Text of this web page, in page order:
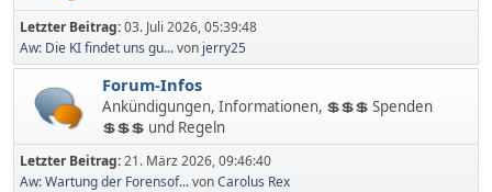
Letzter Beitrag:03. Juli 2026, 05:39:48
Aw: Die KI findet uns gu...von jerry25
Forum-Infos
Ankündigungen, Informationen, 💲💲💲 Spenden
💲💲💲 und Regeln
Letzter Beitrag:21. März 2026, 09:46:40
Aw: Wartung der Forensof...vonCarolus Rex